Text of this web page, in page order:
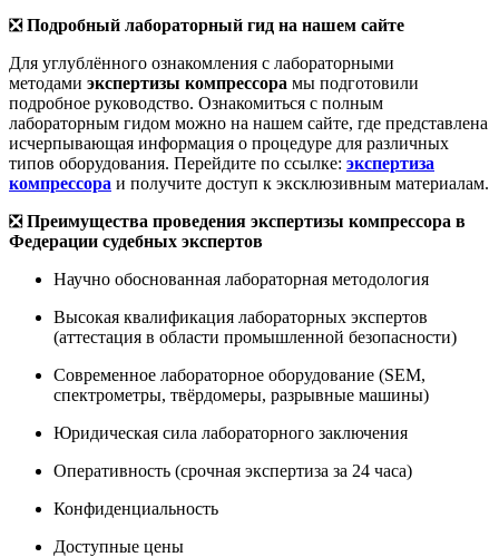
❎ Подробный лабораторный гид на нашем сайте
Для углублённого ознакомления с лабораторными
методами экспертизы компрессора мы подготовили
подробное руководство. Ознакомиться с полным
лабораторным гидом можно на нашем сайте, где представлена
исчерпывающая информация о процедуре для различных
типов оборудования. Перейдите по ссылке: экспертиза
компрессора и получите доступ к эксклюзивным материалам.
❎ Преимущества проведения экспертизы компрессора в
Федерации судебных экспертов
Научно обоснованная лабораторная методология
Высокая квалификация лабораторных экспертов
(аттестация в области промышленной безопасности)
Современное лабораторное оборудование (SEM,
спектрометры, твёрдомеры, разрывные машины)
Юридическая сила лабораторного заключения
Оперативность (срочная экспертиза за 24 часа)
Конфиденциальность
Доступные цены